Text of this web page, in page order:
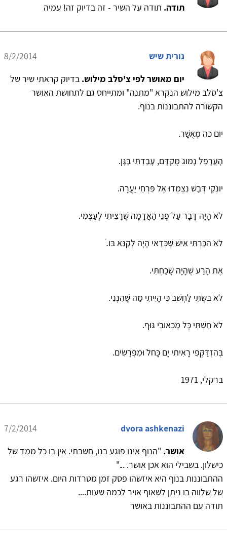
תודה. תודה על השיר - זה בדיוק זה! עמיה
נורית שיש
8/2/2014
יום מאושר לפי צ'סלב מילוש. בדיוק קראתי שיר של
צ'סלב מילוש הנקרא "מתנה" ומתייחס גם לתחושת האושר
הקשורה להתבוננות בנוף.
יוֹם כּהֹ מְאֻשָּׁר.
הָעֲרָפֶל נָמוגֹ מֻקְדָּם, עָבַדְתִּי בַּגָּן.
יונְֹקֵי דְּבַשׁ נִצְמְדוּ אֶל פִּרְחֵי יַעֲרָה.
לאֹ הָיָה דָּבָר עַל פְּנֵי הָאֲדָמָה שֶׁרָצִיתִי לְעַצְמִי.
לאֹ הִכַּרְתִּי אִישׁ שֶׁכְּדַאי הָיָה לְקַנֵּא בּו.ֹ
אֶת הָרַע שֶׁהָיָה שָׁכַחְתִּי.
לאֹ בּשְֹתִּי לַחְשׁבֹ כִּי הָיִיתִי מַה שֶּׁהִנְנִי.
לאֹ חַשְׁתִּי כָּל מַכְאובֵֹי גּוּף.
בְּהִזְדַּקְּפִי רָאִיתִי יָם כָּחלֹ וּמִפְרָשִׂים.
ברקלי, 1971
dvora ashkenazi
7/2/2014
אושר. "הנוף אינו פוגע בנו, חשבתי. אין בו כל ממד של
כישלון. בשבילי הוא אכן אושר. ..."
ההתבוננות בנוף היא איזשהו פסק זמן מטרדות היום. איזשהו רגע
של שלווה בו ניתן לשאוף אויר לכמה שעות....
תודה עם ההתבוננות באושר